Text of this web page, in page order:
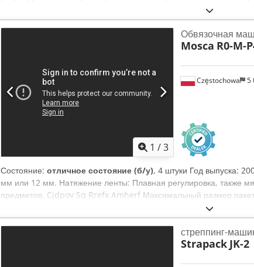
освобождения ленты 4 ролика, 2 из которых фиксируемые
Сетевое напряжение: 230 В, 50/60 Гц Мощность: 240 В 0,5 кВт /
1 /3
Częstochowa 5
Обвязочная
Mosca R0-M-
Состояние: отличное состояние (б/у), 4 штуки Год выпуска:
мм или 12 мм. Натяжение ленты: Плавная регулировка, также
предметов. Cjdpov Sq Rrefx Amherf Максимальный размер
Система сварки: Клинья для горячей сварки. Высота стола:
высота пакета: приблизительно 10 мм. Максимальный вес
стреппинг-
Strapack JK-2